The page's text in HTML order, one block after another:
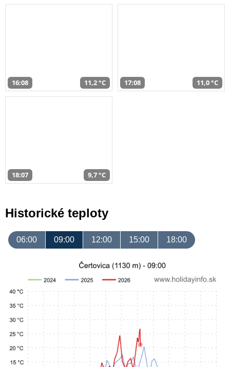
16:08 11,2 °C 17:08 11,0 °C
18:07 9,7 °C
Historické teploty
06:00 09:00 12:00 15:00 18:00